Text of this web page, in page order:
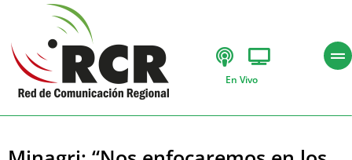
En Vivo